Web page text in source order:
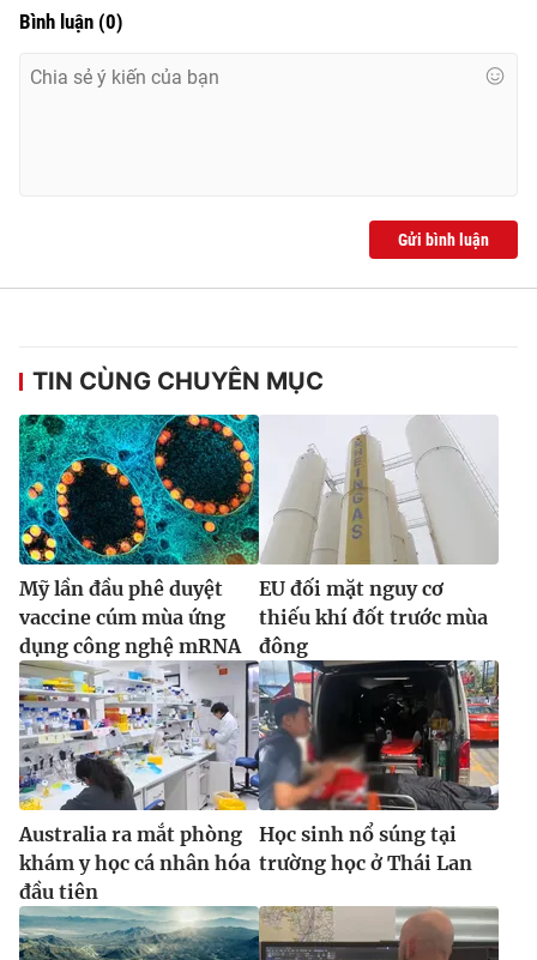
Bình luận (0)
Gửi bình luận
TIN CÙNG CHUYÊN MỤC
Mỹ lần đầu phê duyệt
vaccine cúm mùa ứng
dụng công nghệ mRNA
EU đối mặt nguy cơ
thiếu khí đốt trước mùa
đông
Australia ra mắt phòng
khám y học cá nhân hóa
đầu tiên
Học sinh nổ súng tại
trường học ở Thái Lan